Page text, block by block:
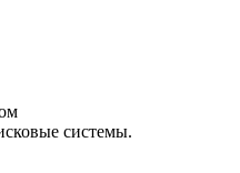
системы.